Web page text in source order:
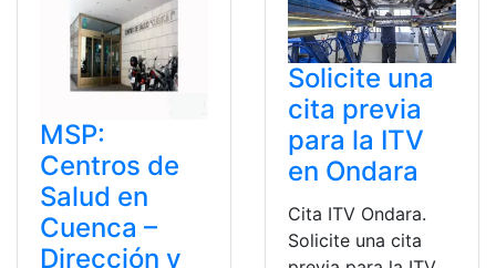
MSP:
Centros de
Salud en
Cuenca –
Dirección y
Solicite una
cita previa
para la ITV
en Ondara
Cita ITV Ondara.
Solicite una cita